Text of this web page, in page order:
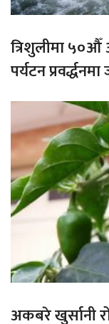
त्रिशुलीमा ५०औँ
पर्यटन
अकबरे खुर्सानी